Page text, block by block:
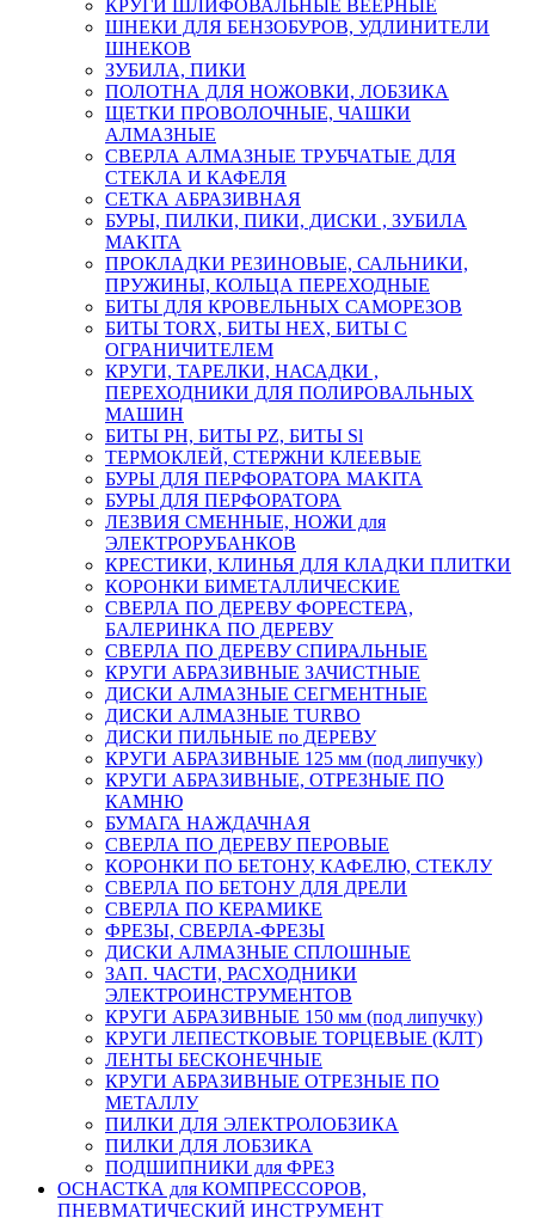
КРУГИ ШЛИФОВАЛЬНЫЕ ВЕЕРНЫЕ
ШНЕКИ ДЛЯ БЕНЗОБУРОВ, УДЛИНИТЕЛИ
ШНЕКОВ
ЗУБИЛА, ПИКИ
ПОЛОТНА ДЛЯ НОЖОВКИ, ЛОБЗИКА
ЩЕТКИ ПРОВОЛОЧНЫЕ, ЧАШКИ
АЛМАЗНЫЕ
СВЕРЛА АЛМАЗНЫЕ ТРУБЧАТЫЕ ДЛЯ
СТЕКЛА И КАФЕЛЯ
СЕТКА АБРАЗИВНАЯ
БУРЫ, ПИЛКИ, ПИКИ, ДИСКИ , ЗУБИЛА
MAKITA
ПРОКЛАДКИ РЕЗИНОВЫЕ, САЛЬНИКИ,
ПРУЖИНЫ, КОЛЬЦА ПЕРЕХОДНЫЕ
БИТЫ ДЛЯ КРОВЕЛЬНЫХ САМОРЕЗОВ
БИТЫ TORX, БИТЫ НЕХ, БИТЫ С
ОГРАНИЧИТЕЛЕМ
КРУГИ, ТАРЕЛКИ, НАСАДКИ ,
ПЕРЕХОДНИКИ ДЛЯ ПОЛИРОВАЛЬНЫХ
МАШИН
БИТЫ PH, БИТЫ PZ, БИТЫ Sl
ТЕРМОКЛЕЙ, СТЕРЖНИ КЛЕЕВЫЕ
БУРЫ ДЛЯ ПЕРФОРАТОРА MAKITA
БУРЫ ДЛЯ ПЕРФОРАТОРА
ЛЕЗВИЯ СМЕННЫЕ, НОЖИ для
ЭЛЕКТРОРУБАНКОВ
КРЕСТИКИ, КЛИНЬЯ ДЛЯ КЛАДКИ ПЛИТКИ
КОРОНКИ БИМЕТАЛЛИЧЕСКИЕ
СВЕРЛА ПО ДЕРЕВУ ФОРЕСТЕРА,
БАЛЕРИНКА ПО ДЕРЕВУ
СВЕРЛА ПО ДЕРЕВУ СПИРАЛЬНЫЕ
КРУГИ АБРАЗИВНЫЕ ЗАЧИСТНЫЕ
ДИСКИ АЛМАЗНЫЕ СЕГМЕНТНЫЕ
ДИСКИ АЛМАЗНЫЕ TURBO
ДИСКИ ПИЛЬНЫЕ по ДЕРЕВУ
КРУГИ АБРАЗИВНЫЕ 125 мм (под липучку)
КРУГИ АБРАЗИВНЫЕ, ОТРЕЗНЫЕ ПО
КАМНЮ
БУМАГА НАЖДАЧНАЯ
СВЕРЛА ПО ДЕРЕВУ ПЕРОВЫЕ
КОРОНКИ ПО БЕТОНУ, КАФЕЛЮ, СТЕКЛУ
СВЕРЛА ПО БЕТОНУ ДЛЯ ДРЕЛИ
СВЕРЛА ПО КЕРАМИКЕ
ФРЕЗЫ, СВЕРЛА-ФРЕЗЫ
ДИСКИ АЛМАЗНЫЕ СПЛОШНЫЕ
ЗАП. ЧАСТИ, РАСХОДНИКИ
ЭЛЕКТРОИНСТРУМЕНТОВ
КРУГИ АБРАЗИВНЫЕ 150 мм (под липучку)
КРУГИ ЛЕПЕСТКОВЫЕ ТОРЦЕВЫЕ (КЛТ)
ЛЕНТЫ БЕСКОНЕЧНЫЕ
КРУГИ АБРАЗИВНЫЕ ОТРЕЗНЫЕ ПО
МЕТАЛЛУ
ПИЛКИ ДЛЯ ЭЛЕКТРОЛОБЗИКА
ПИЛКИ ДЛЯ ЛОБЗИКА
ПОДШИПНИКИ для ФРЕЗ
ОСНАСТКА для КОМПРЕССОРОВ,
ПНЕВМАТИЧЕСКИЙ ИНСТРУМЕНТ